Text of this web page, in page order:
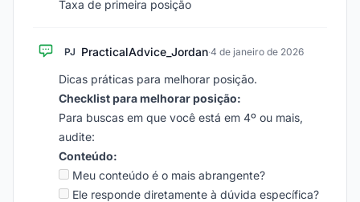
Taxa de primeira posição
PJ PracticalAdvice_Jordan·4 de janeiro de 2026
Dicas práticas para melhorar posição.
Checklist para melhorar posição:
Para buscas em que você está em 4º ou mais,
audite:
Conteúdo:
Meu conteúdo é o mais abrangente?
Ele responde diretamente à dúvida específica?